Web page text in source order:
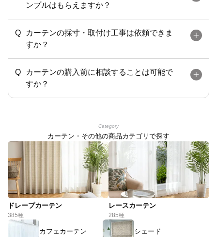
ンプルはもらえますか？
カーテンの採寸・取付け工事は依頼できま
すか？
カーテンの購入前に相談することは可能で
すか？
Category
カーテン・その他の商品カテゴリで探す
ドレープカーテン
385種
レースカーテン
285種
カフェカーテン シェード